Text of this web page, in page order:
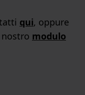
qui, oppure
nostro modulo